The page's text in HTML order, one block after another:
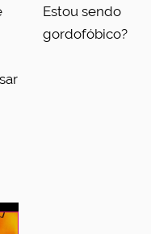
Estou sendo
gordofóbico?